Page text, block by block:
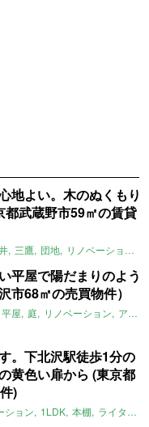
地よい。木のぬくもり
武蔵野市59㎡の賃貸
三鷹 団地 リノベーション
平屋で陽だまりのよう
市68㎡の売買物件）
平屋 庭 リノベーション アメリカンハウス
。下北沢駅徒歩1分の
黄色い扉から (東京都
)
ション 1LDK 本棚 ライター：ほしりょうこ